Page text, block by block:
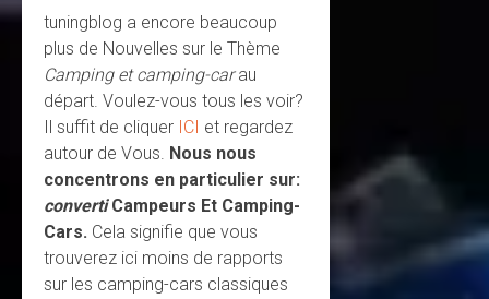
tuningblog a encore beaucoup
plus de Nouvelles sur le Thème
Camping et camping-carau
départ. Voulez-vous tous les voir?
Il suffit de cliquer ICI et regardez
autour de Vous. Nous nous
concentrons en particulier sur:
convertiCampeurs Et Camping-
Cars. Cela signifie que vous
trouverez ici moins de rapports
sur les camping-cars classiques